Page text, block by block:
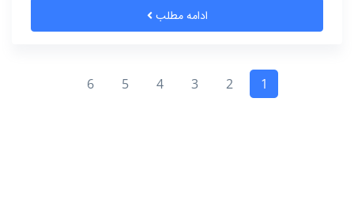
ادامه مطلب
1
2
3
4
5
6